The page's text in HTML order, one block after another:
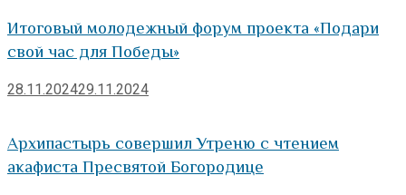
Итоговый молодежный форум проекта «Подари
свой час для Победы»
28.11.202429.11.2024
Архипастырь совершил Утреню с чтением
акафиста Пресвятой Богородице